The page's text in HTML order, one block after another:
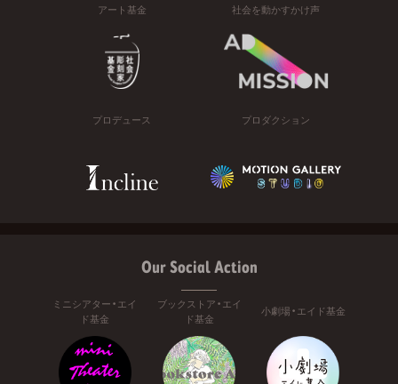
アート基金 社会を動かすかけ声
プロデュース プロダクション
Our Social Action
ミニシアター・エイ
ド基金
ブックストア・エイ
ド基金
小劇場・エイド基金